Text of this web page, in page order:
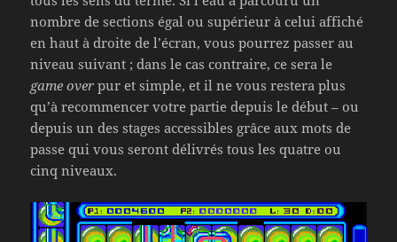
nombre de sections égal ou supérieur à celui affiché
en haut à droite de l’écran, vous pourrez passer au
niveau suivant ; dans le cas contraire, ce sera le
game over pur et simple, et il ne vous restera plus
qu’à recommencer votre partie depuis le début – ou
depuis un des stages accessibles grâce aux mots de
passe qui vous seront délivrés tous les quatre ou
cinq niveaux.